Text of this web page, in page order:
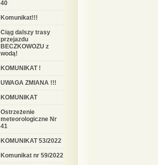
40
Komunikat!!!
Ciąg dalszy trasy
przejazdu
BECZKOWOZU z
wodą!
KOMUNIKAT !
UWAGA ZMIANA !!!
KOMUNIKAT
Ostrzeżenie
meteorologiczne Nr
41
KOMUNIKAT 53/2022
Komunikat nr 59/2022